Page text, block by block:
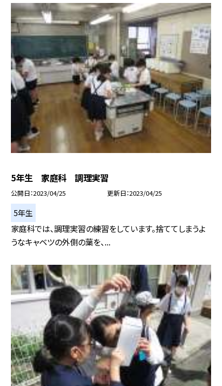
5年生 家庭科 調理実習
公開日 2023/04/25 更新日 2023/04/25
5年生
家庭科では、調理実習の練習をしています。捨ててしまうよ
うなキャベツの外側の葉を、...